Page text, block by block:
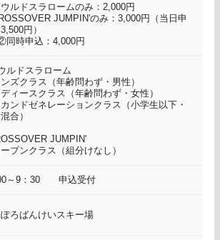
ルドスラロームのみ：2,000円
JUMPIN'のみ：3,000円（当日申
円）
時申込：4,000円
ルドスラローム
ンズクラス（年齢問わず・男性）
ディースクラス（年齢問わず・女性）
カンドゼネレーションクラス（小学生以下・
合）
JUMPIN'
ープンクラス（組分けなし）
～9：30 申込受付
ろばんけいスキー場